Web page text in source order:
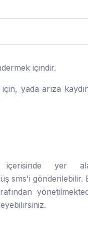
içindir.
yada arıza
içerisinde yer
sms'i gönderilebilir.